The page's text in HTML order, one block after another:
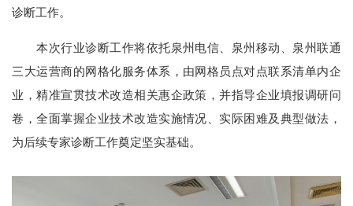
诊断工作。
本次行业诊断工作将依托泉州电信、泉州移动、泉州联通
三大运营商的网格化服务体系，由网格员点对点联系清单内企
业，精准宣贯技术改造相关惠企政策，并指导企业填报调研问
卷，全面掌握企业技术改造实施情况、实际困难及典型做法，
为后续专家诊断工作奠定坚实基础。